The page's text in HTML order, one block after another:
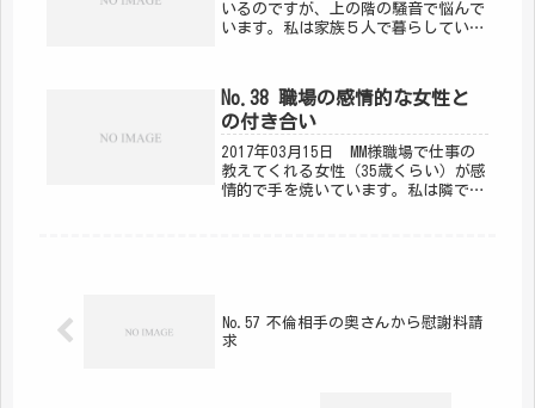
いるのですが、上の階の騒音で悩んで
います。私は家族５人で暮らしていま
でジャンプしたり、手を叩いたり、ず
っと声を発している。静かなとき
も...
No.38 職場の感情的な女性と
の付き合い
2017年03月15日 MM様職場で仕事の
教えてくれる女性（35歳くらい）が感
情的で手を焼いています。私は隣で教
No.57 不倫相手の奥さんから慰謝料請
求